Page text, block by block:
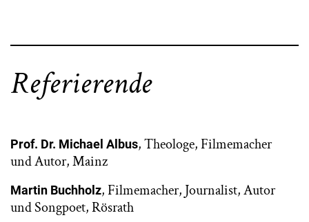
Referierende
Prof. Dr. Michael Albus, Theologe, Filmemacher
und Autor, Mainz
Martin Buchholz, Filmemacher, Journalist, Autor
und Songpoet, Rösrath